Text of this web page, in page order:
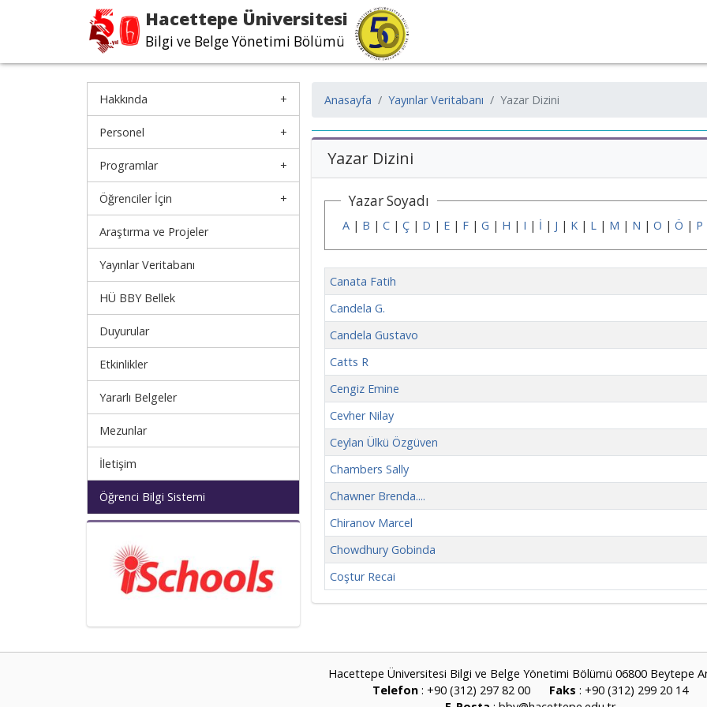
Hacettepe Üniversitesi
Bilgi ve Belge Yönetimi Bölümü
Hakkında
Personel
Programlar
Öğrenciler İçin
Araştırma ve Projeler
Yayınlar Veritabanı
HÜ BBY Bellek
Duyurular
Etkinlikler
Yararlı Belgeler
Mezunlar
İletişim
Öğrenci Bilgi Sistemi
Anasayfa Yayınlar Veritabanı Yazar Dizini
Yazar Dizini
Yazar Soyadı
A| B | C| Ç| D | E| F| G | H | I | İ | J | K| L| M | N | O | Ö | P
Canata Fatih
Candela G.
Candela Gustavo
Catts R
Cengiz Emine
Cevher Nilay
Ceylan Ülkü Özgüven
Chambers Sally
Chawner Brenda....
Chiranov Marcel
Chowdhury Gobinda
Coştur Recai
Hacettepe Üniversitesi Bilgi ve Belge Yönetimi Bölümü 06800 Beytepe
Telefon : +90 (312) 297 82 00 Faks : +90 (312) 299 20 14